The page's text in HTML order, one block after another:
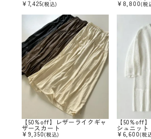
¥7,425(税込) ¥ 8,800(税
【50%off】レザーライクギャ
ザースカート
¥ 9,350(税込)
【50%off
シュニット
¥ 6,600(税